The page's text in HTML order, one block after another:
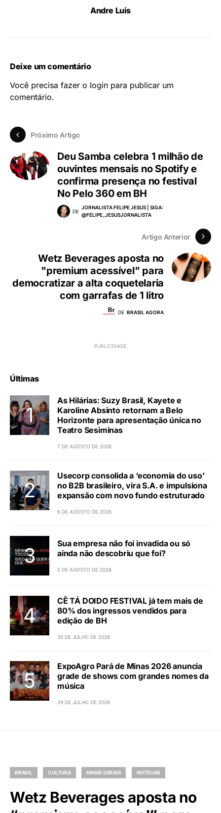
Andre Luis
Deixe um comentário
Você precisa fazer o login para publicar um
comentário.
Próximo Artigo
Deu Samba celebra 1 milhão de
ouvintes mensais no Spotify e
confirma presença no festival
No Pelo 360 em BH
DE
JORNALISTA FELIPE JESUS | SIGA:
@FELIPE_JESUSJORNALISTA
Artigo Anterior
Wetz Beverages aposta no
"premium acessível" para
democratizar a alta coquetelaria
com garrafas de 1 litro
DE BRASIL AGORA
Últimas
As Hilárias: Suzy Brasil, Kayete e
Karoline Absinto retornam a Belo
Horizonte para apresentação única no
Teatro Sesiminas
7 DE AGOSTO DE 2026
Usecorp consolida a ‘economia do uso’
no B2B brasileiro, vira S.A. e impulsiona
expansão com novo fundo estruturado
6 DE AGOSTO DE 2026
Sua empresa não foi invadida ou só
ainda não descobriu que foi?
5 DE AGOSTO DE 2026
CÊ TÁ DOIDO FESTIVAL já tem mais de
80% dos ingressos vendidos para
edição de BH
30 DE JULHO DE 2026
ExpoAgro Pará de Minas 2026 anuncia
grade de shows com grandes nomes da
música
29 DE JULHO DE 2026
BRASIL CULTURA MINAS GERAIS NOTÍCIAS
Wetz Beverages aposta no